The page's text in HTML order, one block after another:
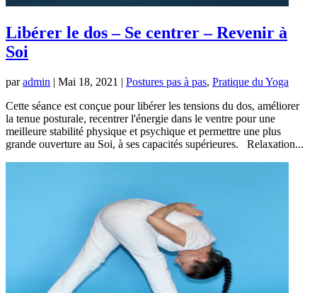
Libérer le dos – Se centrer – Revenir à
Soi
paradmin | Mai 18, 2021 | Postures pas à pas, Pratique du Yoga
Cette séance est conçue pour libérer les tensions du dos, améliorer
la tenue posturale, recentrer l'énergie dans le ventre pour une
meilleure stabilité physique et psychique et permettre une plus
grande ouverture au Soi, à ses capacités supérieures. Relaxation...